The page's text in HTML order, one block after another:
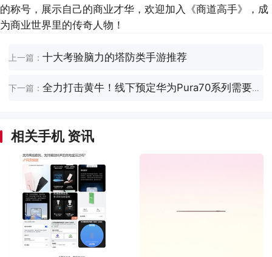
的称号，展示自己的商业才华，欢迎加入《商道高手》，成
为商业世界里的传奇人物！
上一篇：十大考验脑力的塔防类手游推荐
下一篇：全力打击黄牛！线下预定华为Pura70系列需要身份证
相关手机 资讯